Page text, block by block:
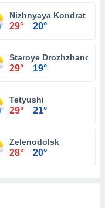
Nizhnyaya Kondrat
29° 20°
Staroye Drozhzhanoye
29° 19°
Tetyushi
29° 21°
Zelenodolsk
28° 20°